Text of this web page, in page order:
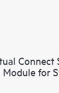
Connect
Module for